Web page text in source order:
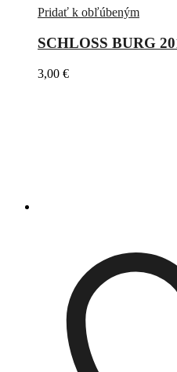
Pridať k obľúbeným
SCHLOSS BURG
3,00 €